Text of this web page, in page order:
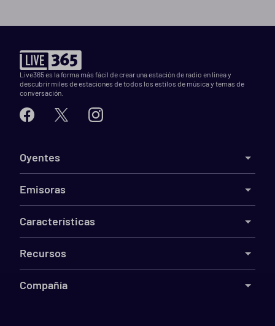
Live365 es la forma más fácil de crear una estación de radio en línea y
descubrir miles de estaciones de todos los estilos de música y temas de
conversación.
Oyentes
Emisoras
Características
Recursos
Compañía